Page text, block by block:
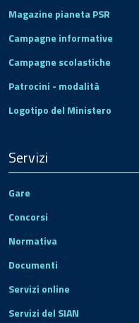
Magazine pianeta PSR
Campagne informative
Campagne scolastiche
Patrocini - modalità
Logotipo del Ministero
Servizi
Gare
Concorsi
Normativa
Documenti
Servizi online
Servizi del SIAN